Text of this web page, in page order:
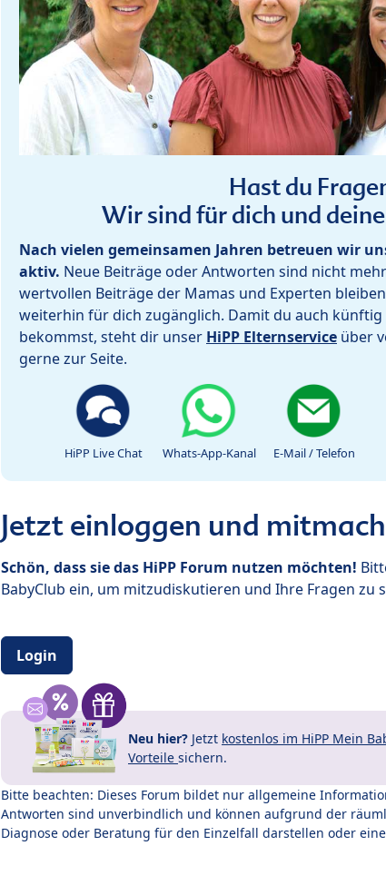
Hast du
Wir sind für dich und
Nach vielen gemeinsamen Jahren betreuen wir
aktiv. Neue Beiträge oder Antworten sind nicht
wertvollen Beiträge der Mamas und Experten
weiterhin für dich zugänglich. Damit du auch
bekommst, steht dir unser HiPP Elternservice über
gerne zur Seite.
HiPP Live Chat Whats-App-Kanal E-Mail / Telefon
Jetzt einloggen und
Schön, dass sie das HiPP Forum nutzen möchten!
BabyClub ein, um mitzudiskutieren und Ihre Fragen zu
Login
Neu hier? Jetzt kostenlos im HiPP Mein
Vorteile sichern.
Bitte beachten: Dieses Forum bildet nur allgemeine
Antworten sind unverbindlich und können aufgrund der
Diagnose oder Beratung für den Einzelfall darstellen oder